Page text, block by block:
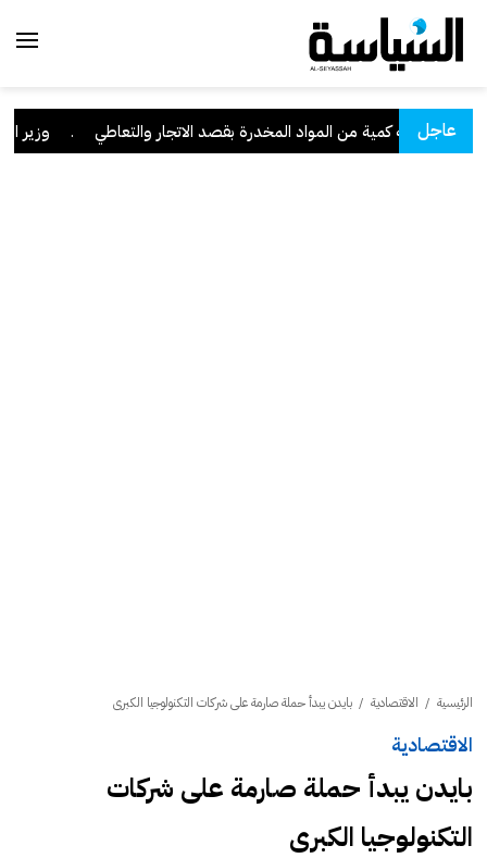
عاجل
وبحوزته كمية من المواد المخدرة بقصد الاتجار والتعاطي وزير العدل:
الرئيسية / الاقتصادية / بايدن يبدأ حملة صارمة على شركات التكنولوجيا الكبرى
الاقتصادية
بايدن يبدأ حملة صارمة على شركات
التكنولوجيا الكبرى